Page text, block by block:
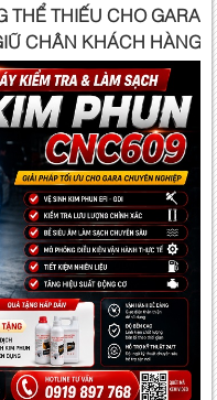
THỂ THIẾU CHO GARA
CHÂN KHÁCH HÀNG